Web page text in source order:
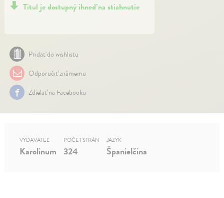
Titul je dostupný ihneď na stiahnutie
Pridať do wishlistu
Odporučiť známemu
Zdielať na Facebooku
VYDAVATEĽ
Karolinum
POČET STRÁN
324
JAZYK
Španielčina